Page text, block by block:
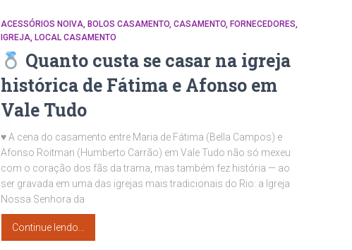
ACESSÓRIOS NOIVA BOLOS CASAMENTO CASAMENTO FORNECEDORES
IGREJA LOCAL CASAMENTO
Quanto custa se casar na igreja
histórica de Fátima e Afonso em
Vale Tudo
♥ A cena do casamento entre Maria de Fátima (Bella Campos) e
Afonso Roitman (Humberto Carrão) em Vale Tudo não só mexeu
com o coração dos fãs da trama, mas também fez história — ao
ser gravada em uma das igrejas mais tradicionais do Rio: a Igreja
Nossa Senhora da
Continue lendo…